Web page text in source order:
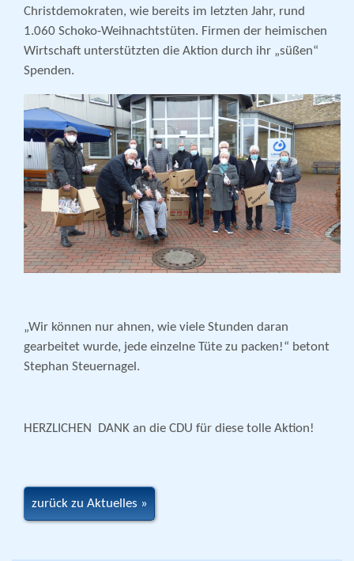
Christdemokraten, wie bereits im letzten Jahr, rund
1.060 Schoko-Weihnachtstüten. Firmen der heimischen
Wirtschaft unterstützten die Aktion durch ihr „süßen“
Spenden.
„Wir können nur ahnen, wie viele Stunden daran
gearbeitet wurde, jede einzelne Tüte zu packen!“ betont
Stephan Steuernagel.
HERZLICHEN DANK an die CDU für diese tolle Aktion!
zurück zu Aktuelles